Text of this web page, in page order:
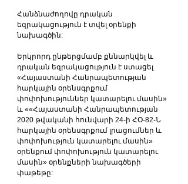
Հանձնաժողովը դրական
եզրակացություն է տվել օրենքի
նախագծին:
Երկրորդ ընթերցմամբ քննարկվել և
դրական եզրակացություն է ստացել
«Հայաստանի Հանրապետության
հարկային օրենսգրքում
փոփոխություններ կատարելու մասին»
և ««Հայաստանի Հանրապետության
2020 թվականի հունվարի 24-ի ՀՕ-82-Ն
հարկային օրենսգրքում լրացումներ և
փոփոխություն կատարելու մասին»
օրենքում փոփոխություն կատարելու
մասին» օրենքների նախագծերի
փաթեթը: